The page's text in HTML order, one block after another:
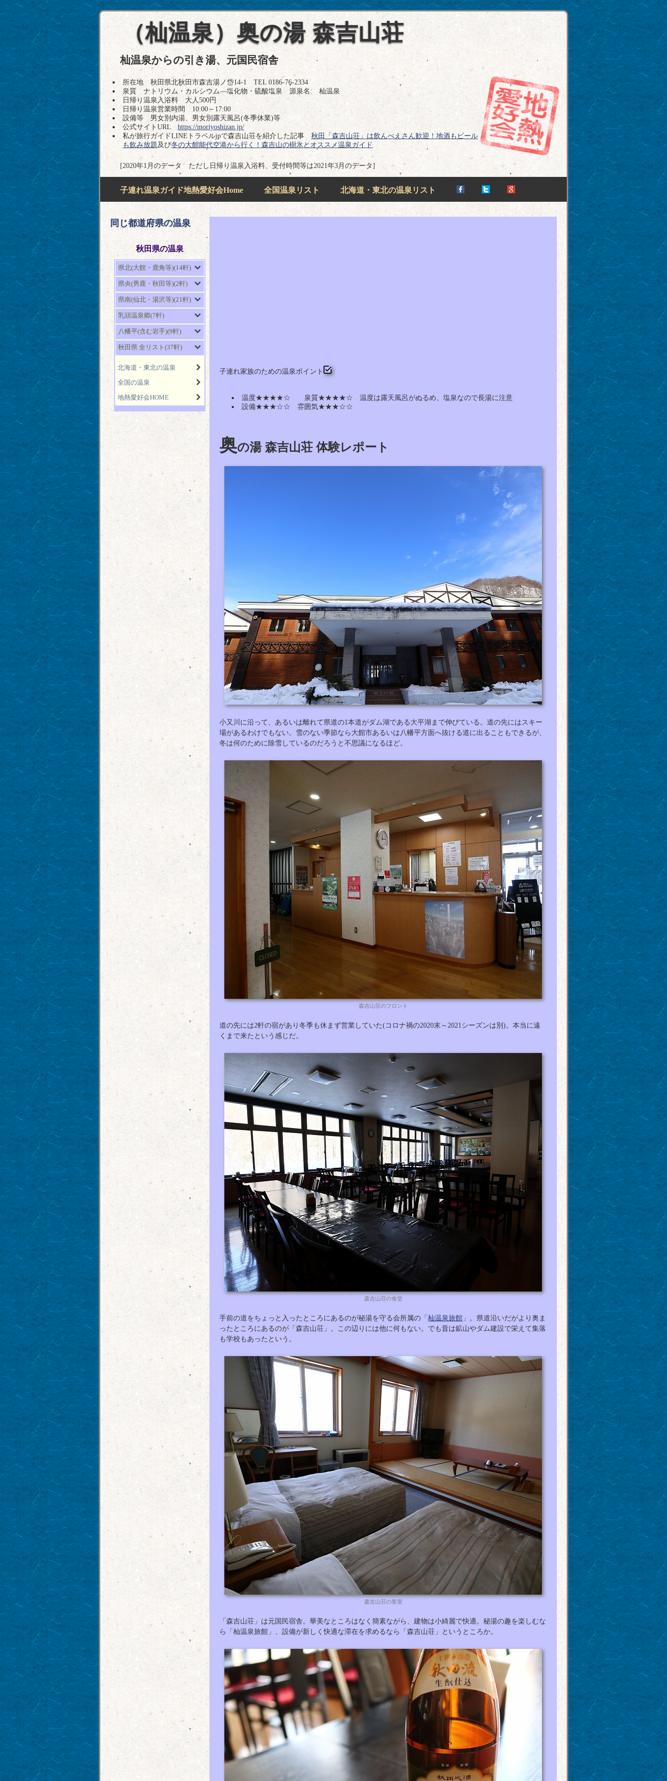
（杣温泉）奥の湯 森吉山荘
杣温泉からの引き湯、元国民宿舎
所在地 秋田県北秋田市森吉湯ノ岱14-1 TEL 0186-76-2334
泉質 ナトリウム・カルシウム―塩化物・硫酸塩泉 源泉名: 杣温泉
日帰り温泉入浴料 大人500円
日帰り温泉営業時間 10:00～17:00
設備等 男女別内湯、男女別露天風呂(冬季休業)等
公式サイトURL https://moriyoshizan.jp/
私が旅行ガイドLINEトラベルjpで森吉山荘を紹介した記事秋田「森吉山荘」は飲んべえさん歓迎！地酒もビール
も飲み放題及び冬の大館能代空港から行く！森吉山の樹氷とオススメ温泉ガイド
[2020年1月のデータ ただし日帰り温泉入浴料、受付時間等は2021年3月のデータ]
子連れ温泉ガイド地熱愛好会Home 全国温泉リスト 北海道・東北の温泉リスト
子連れ家族のための温泉ポイント
温度★★★★☆ 泉質★★★★☆ 温度は露天風呂がぬるめ、塩泉なので長湯に注意
設備★★★☆☆ 雰囲気★★★☆☆
奥の湯 森吉山荘 体験レポート
小又川に沿って、あるいは離れて県道の1本道がダム湖である大平湖まで伸びている。道の先にはスキー
場があるわけでもない。雪のない季節なら大館市あるいは八幡平方面へ抜ける道に出ることもできるが、
冬は何のために除雪しているのだろうと不思議になるほど。
森吉山荘のフロント
道の先には2軒の宿があり冬季も休まず営業していた(コロナ禍の2020末～2021シーズンは別)。本当に遠
くまで来たという感じだ。
森吉山荘の食堂
手前の道をちょっと入ったところにあるのが秘湯を守る会所属の「 杣温泉旅館 」。県道沿いだがより奥ま
ったところにあるのが「森吉山荘」。この辺りには他に何もない。でも昔は鉱山やダム建設で栄えて集落
も学校もあったという。
森吉山荘の客室
「森吉山荘」は元国民宿舎。華美なところはなく簡素ながら、建物は小綺麗で快適。秘湯の趣を楽しむな
ら「杣温泉旅館」、設備が新しく快適な滞在を求めるなら「森吉山荘」というところか。
同じ都道府県の温泉